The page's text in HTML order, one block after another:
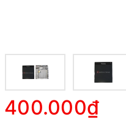
400.000₫